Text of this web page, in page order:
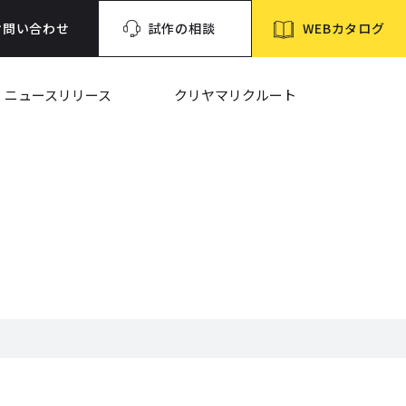
い合わせ 試作の相談 WEBカタログ
ニュースリリース クリヤマリクルート